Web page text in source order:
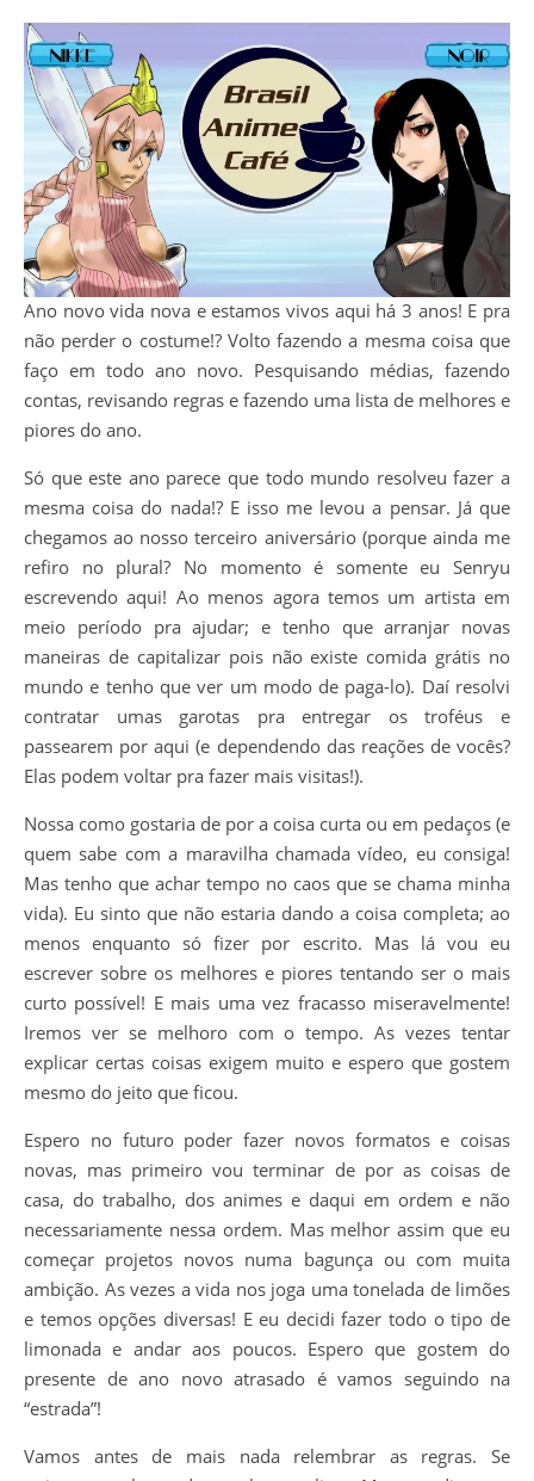
Ano novo vida nova e estamos vivos aqui há 3 anos! E pra
não perder o costume!? Volto fazendo a mesma coisa que
faço em todo ano novo. Pesquisando médias, fazendo
contas, revisando regras e fazendo uma lista de melhores e
piores do ano.
Só que este ano parece que todo mundo resolveu fazer a
mesma coisa do nada!? E isso me levou a pensar. Já que
chegamos ao nosso terceiro aniversário (porque ainda me
refiro no plural? No momento é somente eu Senryu
escrevendo aqui! Ao menos agora temos um artista em
meio período pra ajudar; e tenho que arranjar novas
maneiras de capitalizar pois não existe comida grátis no
mundo e tenho que ver um modo de paga-lo). Daí resolvi
contratar umas garotas pra entregar os troféus e
passearem por aqui (e dependendo das reações de vocês?
Elas podem voltar pra fazer mais visitas!).
Nossa como gostaria de por a coisa curta ou em pedaços (e
quem sabe com a maravilha chamada vídeo, eu consiga!
Mas tenho que achar tempo no caos que se chama minha
vida). Eu sinto que não estaria dando a coisa completa; ao
menos enquanto só fizer por escrito. Mas lá vou eu
escrever sobre os melhores e piores tentando ser o mais
curto possível! E mais uma vez fracasso miseravelmente!
Iremos ver se melhoro com o tempo. As vezes tentar
explicar certas coisas exigem muito e espero que gostem
mesmo do jeito que ficou.
Espero no futuro poder fazer novos formatos e coisas
novas, mas primeiro vou terminar de por as coisas de
casa, do trabalho, dos animes e daqui em ordem e não
necessariamente nessa ordem. Mas melhor assim que eu
começar projetos novos numa bagunça ou com muita
ambição. As vezes a vida nos joga uma tonelada de limões
e temos opções diversas! E eu decidi fazer todo o tipo de
limonada e andar aos poucos. Espero que gostem do
presente de ano novo atrasado é vamos seguindo na
“estrada”!
Vamos antes de mais nada relembrar as regras. Se